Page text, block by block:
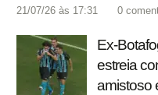
21/07/26 às 17:31 0
Ex-
estreia
amistoso